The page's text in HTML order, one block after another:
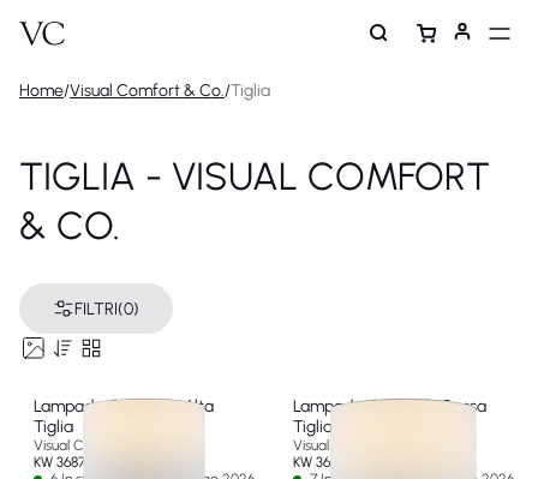
Home/Visual Comfort & Co./Tiglia
TIGLIA - VISUAL COMFORT
& CO.
FILTRI(0)
Lampada da Tavolo Alta
Tiglia
Visual Comfort & Co
KW 3687BLK-L-EU
Lampada da Tavolo Bassa
Tiglia
Visual Comfort & Co
KW 3686BLK-L-EU